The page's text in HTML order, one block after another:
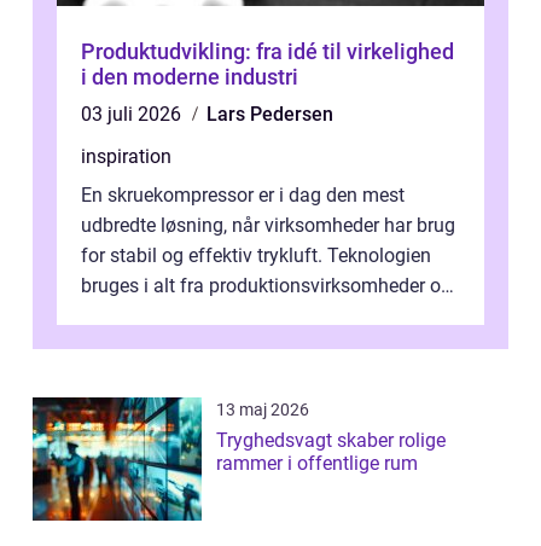
Produktudvikling: fra idé til virkelighed
i den moderne industri
03 juli 2026
Lars Pedersen
inspiration
En skruekompressor er i dag den mest
udbredte løsning, når virksomheder har brug
for stabil og effektiv trykluft. Teknologien
bruges i alt fra produktionsvirksomheder og
13 maj 2026
Tryghedsvagt skaber rolige
rammer i offentlige rum